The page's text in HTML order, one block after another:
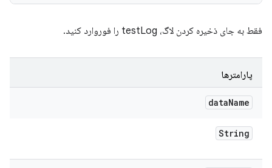
فقط به جای ذخیره کردن لاگ، testLog را فوروارد کنید.
پارامترها
dataName
String